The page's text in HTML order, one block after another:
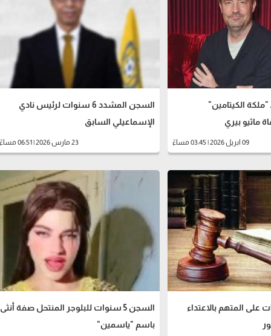
عاما لـ "ملكة الكيتامين"
ماثيو بيري
09 ابريل 2026 | 03:45 مساءً
السجن المشدد 6 سنوات لرئيس نادي
الإسماعيلي السابق
23 مارس 2026 | 06:51 مساءً
سنوات على المتهم بالاعتداء
السجن 5 سنوات للبلوجر المنتحل صفة أنثى
باسم "ياسمين"